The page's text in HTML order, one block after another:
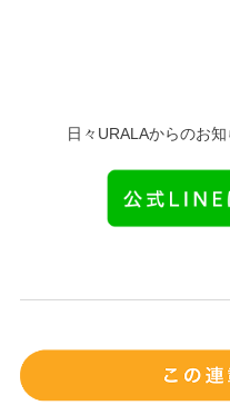
日々URALAからのお